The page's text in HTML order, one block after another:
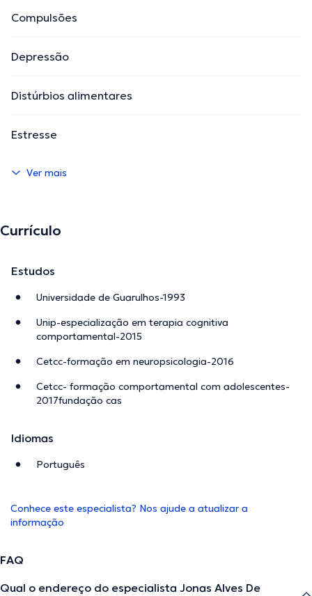
Compulsões
Depressão
Distúrbios alimentares
Estresse
Ver mais
Currículo
Estudos
Universidade de Guarulhos-1993
Unip-especialização em terapia cognitiva
comportamental-2015
Cetcc-formação em neuropsicologia-2016
Cetcc- formação comportamental com adolescentes-
2017fundação cas
Idiomas
Português
Conhece este especialista? Nos ajude a atualizar a
informação
FAQ
Qual o endereço do especialista Jonas Alves De